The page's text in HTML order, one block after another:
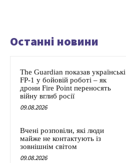
Останні новини
The Guardian показав українські
FP-1 у бойовій роботі – як
дрони Fire Point переносять
війну вглиб росії
09.08.2026
Вчені розповіли, які люди
майже не контактують із
зовнішнім світом
09.08.2026